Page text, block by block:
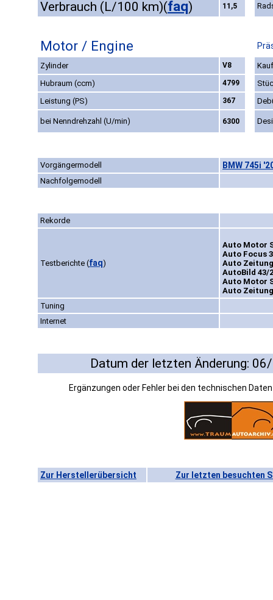
Verbrauch (L/100 km)(faq) 11,5
Motor / Engine
Zylinder V8
Hubraum (ccm)
4799
Leistung (PS)
367
bei Nenndrehzahl (U/min) 6300
Vorgängermodell BMW 745i
Nachfolgemodell
Rekorde
Testberichte (faq)
Auto Motor
Auto Focus
Auto Zeitung
AutoBild 43/
Auto Motor
Auto Zeitung
Tuning
Internet
Datum der letzten Änderung:
Ergänzungen oder Fehler bei den technischen
Zur Herstellerübersicht Zur letzten besuchten